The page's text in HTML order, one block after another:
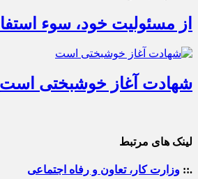
از مسئولیت خود، سوء
شهادت آغاز خوشبختی است
لینک های مرتبط
.:: وزارت کار، تعاون و رفاه اجتماعی